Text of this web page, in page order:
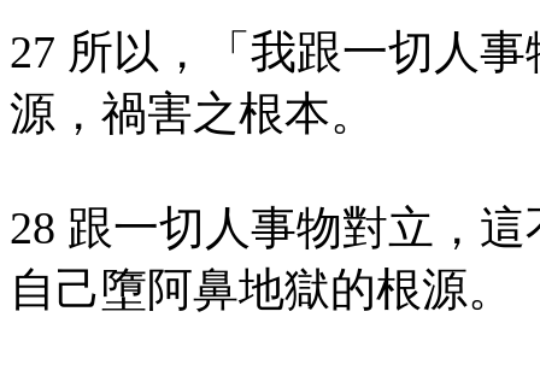
27 所以，「我跟一切人
源，禍害之根本。
28 跟一切人事物對立，
自己墮阿鼻地獄的根源。